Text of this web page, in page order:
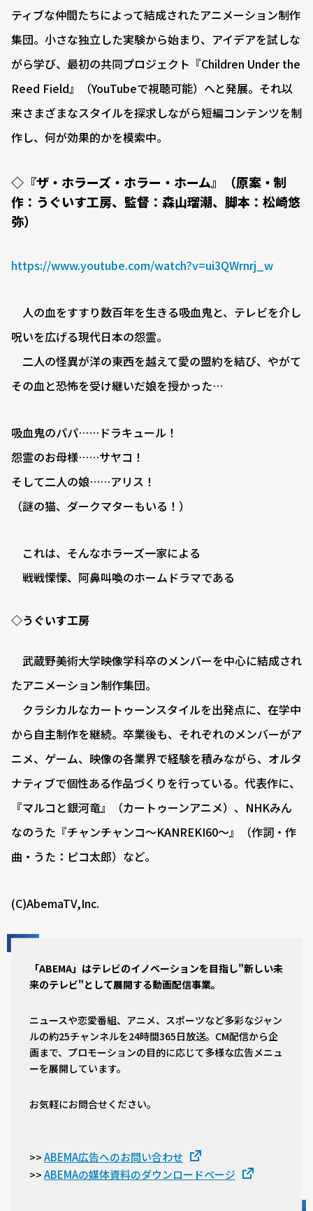
ティブな仲間たちによって結成されたアニメーション制作
集団。小さな独立した実験から始まり、アイデアを試しな
がら学び、最初の共同プロジェクト『Children Under the
Reed Field』（YouTubeで視聴可能）へと発展。それ以
来さまざまなスタイルを探求しながら短編コンテンツを制
作し、何が効果的かを模索中。
◇『ザ・ホラーズ・ホラー・ホーム』（原案・制
作：うぐいす工房、監督：森山瑠潮、脚本：松崎悠
弥）
https://www.youtube.com/watch?v=ui3QWrnrj_w
人の血をすすり数百年を生きる吸血鬼と、テレビを介し
呪いを広げる現代日本の怨霊。
二人の怪異が洋の東西を越えて愛の盟約を結び、やがて
その血と恐怖を受け継いだ娘を授かった…
吸血鬼のパパ……ドラキュール！
怨霊のお母様……サヤコ！
そして二人の娘……アリス！
（謎の猫、ダークマターもいる！）
これは、そんなホラーズ一家による
戦戦慄慄、阿鼻叫喚のホームドラマである
◇うぐいす工房
武蔵野美術大学映像学科卒のメンバーを中心に結成され
たアニメーション制作集団。
クラシカルなカートゥーンスタイルを出発点に、在学中
から自主制作を継続。卒業後も、それぞれのメンバーがア
ニメ、ゲーム、映像の各業界で経験を積みながら、オルタ
ナティブで個性ある作品づくりを行っている。代表作に、
『マルコと銀河竜』（カートゥーンアニメ）、NHKみん
なのうた『チャンチャンコ〜KANREKI60〜』（作詞・作
曲・うた：ピコ太郎）など。
(C)AbemaTV,Inc.
「ABEMA」はテレビのイノベーションを目指し"新しい未
来のテレビ"として展開する動画配信事業。
ニュースや恋愛番組、アニメ、スポーツなど多彩なジャン
ルの約25チャンネルを24時間365日放送。CM配信から企
画まで、プロモーションの目的に応じて多様な広告メニュ
ーを展開しています。
お気軽にお問合せください。
>> ABEMA広告へのお問い合わせ
>> ABEMAの媒体資料のダウンロードページ